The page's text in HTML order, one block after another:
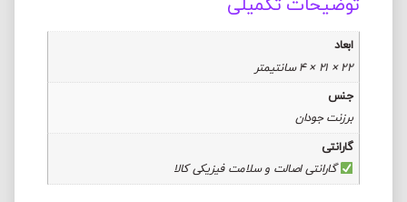
توضیحات تکمیلی
ابعاد
22 × 21 × 4 سانتیمتر
جنس
برزنت جودان
گارانتی
گارانتی اصالت و سلامت فیزیکی کالا